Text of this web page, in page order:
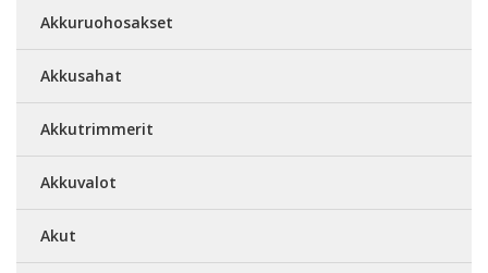
Akkuruohosakset
Akkusahat
Akkutrimmerit
Akkuvalot
Akut